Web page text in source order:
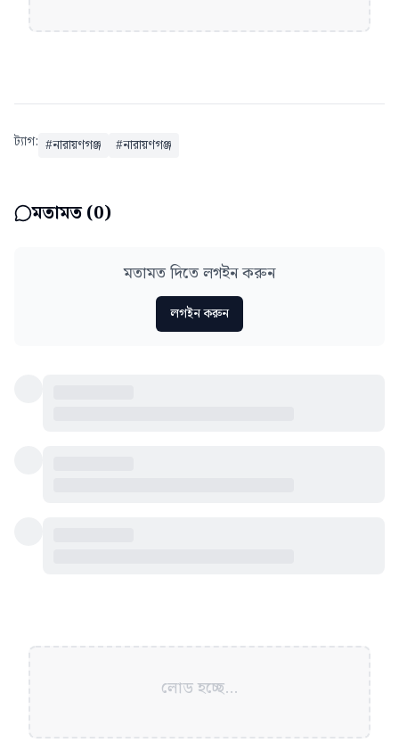
ট্যাগ: #নারায়ণগঞ্জ #নারায়ণগঞ্জ
মতামত (0)
মতামত দিতে লগইন করুন
লগইন করুন
লোড হচ্ছে...